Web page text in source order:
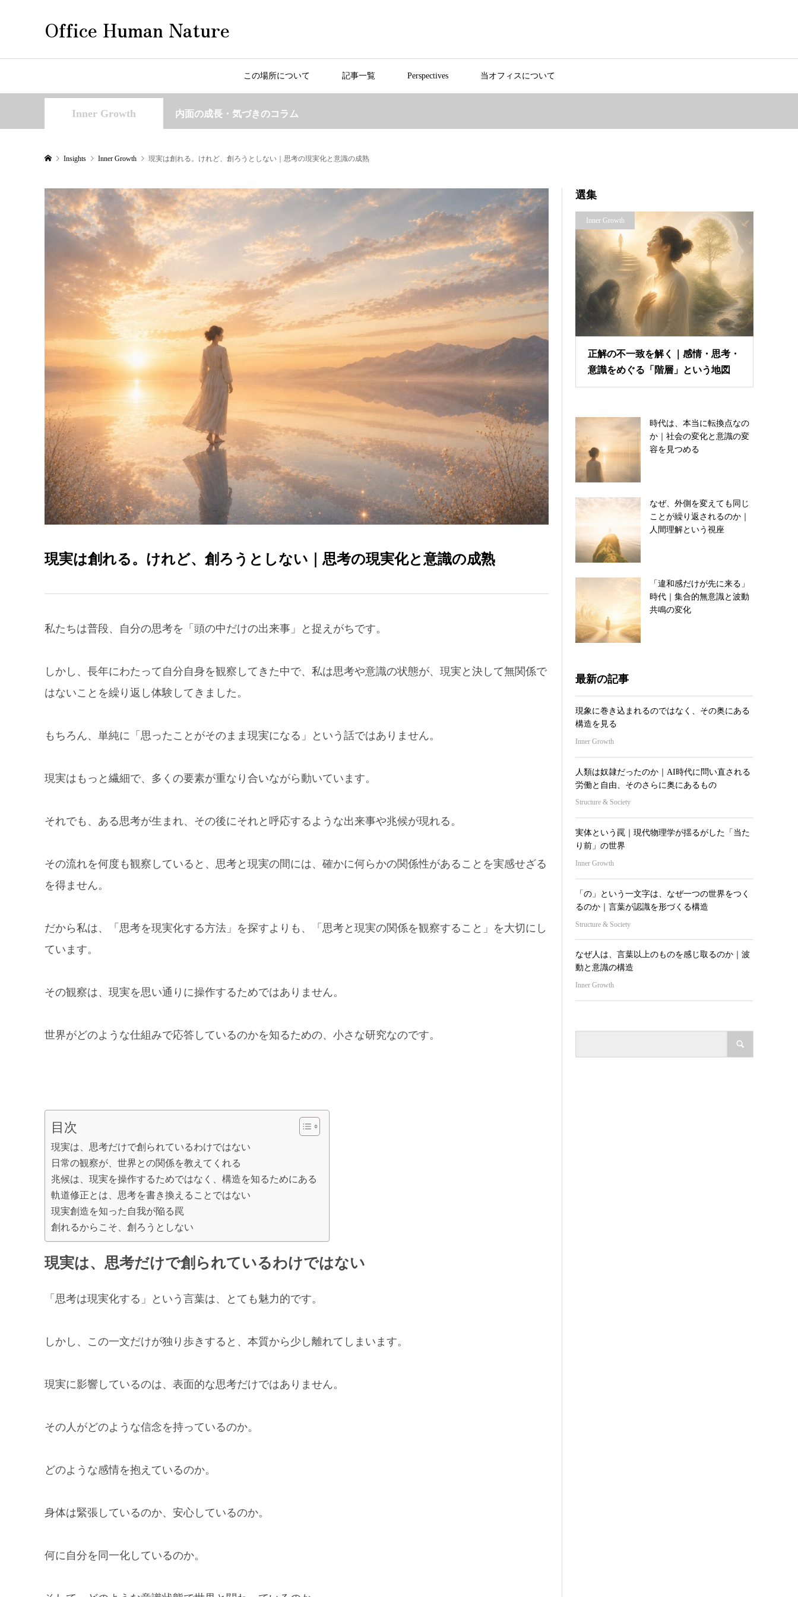
Office Human Nature
この場所について 記事一覧 Perspectives 当オフィスについて
Inner Growth 内面の成長・気づきのコラム
Insights Inner Growth 現実は創れる。けれど、創ろうとしない｜思考の現実化と意識の成熟
現実は創れる。けれど、創ろうとしない｜思考の現実化と意識の成熟
私たちは普段、自分の思考を「頭の中だけの出来事」と捉えがちです。
しかし、長年にわたって自分自身を観察してきた中で、私は思考や意識の状態が、現実と決して無関係で
はないことを繰り返し体験してきました。
もちろん、単純に「思ったことがそのまま現実になる」という話ではありません。
現実はもっと繊細で、多くの要素が重なり合いながら動いています。
それでも、ある思考が生まれ、その後にそれと呼応するような出来事や兆候が現れる。
その流れを何度も観察していると、思考と現実の間には、確かに何らかの関係性があることを実感せざる
を得ません。
だから私は、「思考を現実化する方法」を探すよりも、「思考と現実の関係を観察すること」を大切にし
ています。
その観察は、現実を思い通りに操作するためではありません。
世界がどのような仕組みで応答しているのかを知るための、小さな研究なのです。
目次
現実は、思考だけで創られているわけではない
日常の観察が、世界との関係を教えてくれる
兆候は、現実を操作するためではなく、構造を知るためにある
軌道修正とは、思考を書き換えることではない
現実創造を知った自我が陥る罠
創れるからこそ、創ろうとしない
現実は、思考だけで創られているわけではない
「思考は現実化する」という言葉は、とても魅力的です。
しかし、この一文だけが独り歩きすると、本質から少し離れてしまいます。
現実に影響しているのは、表面的な思考だけではありません。
その人がどのような信念を持っているのか。
どのような感情を抱えているのか。
身体は緊張しているのか、安心しているのか。
何に自分を同一化しているのか。
選集
Inner Growth
正解の不一致を解く｜感情・思考・
意識をめぐる「階層」という地図
時代は、本当に転換点なの
か｜社会の変化と意識の変
容を見つめる
なぜ、外側を変えても同じ
ことが繰り返されるのか｜
人間理解という視座
「違和感だけが先に来る」
時代｜集合的無意識と波動
共鳴の変化
最新の記事
現象に巻き込まれるのではなく、その奥にある
構造を見る
Inner Growth
人類は奴隷だったのか｜AI時代に問い直される
労働と自由、そのさらに奥にあるもの
Structure & Society
実体という罠｜現代物理学が揺るがした「当た
り前」の世界
Inner Growth
「の」という一文字は、なぜ一つの世界をつく
るのか｜言葉が認識を形づくる構造
Structure & Society
なぜ人は、言葉以上のものを感じ取るのか｜波
動と意識の構造
Inner Growth